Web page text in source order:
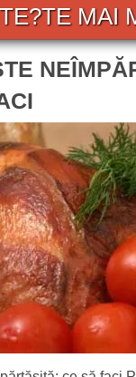
MAI